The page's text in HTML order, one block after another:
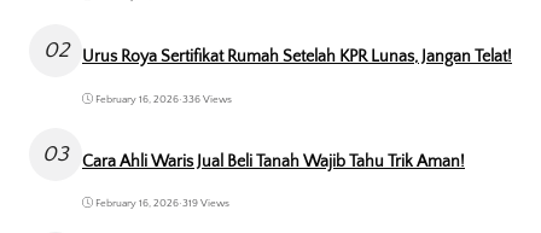
02 Urus Roya Sertifikat Rumah Setelah KPR Lunas, Jangan Telat!
February 16, 2026•336 Views
03 Cara Ahli Waris Jual Beli Tanah Wajib Tahu Trik Aman!
February 16, 2026•319 Views